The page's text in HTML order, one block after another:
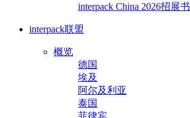
interpack China 2026招展书
interpack联盟
概览
德国
埃及
阿尔及利亚
泰国
菲律宾